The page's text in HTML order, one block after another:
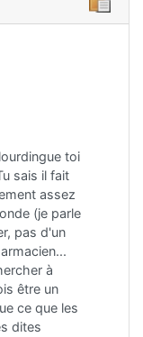
toi
sais il fait
assez
(je parle
pas d'un
à
être un
ce que les
dites